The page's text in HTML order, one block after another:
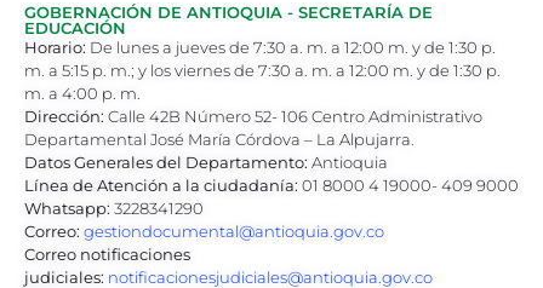
GOBERNACIÓN DE ANTIOQUIA - SECRETARÍA DE
EDUCACIÓN
Horario: De lunes a jueves de 7:30 a. m. a 12:00 m. y de 1:30 p.
m. a 5:15 p. m.; y los viernes de 7:30 a. m. a 12:00 m. y de 1:30 p.
m. a 4:00 p. m.
Dirección: Calle 42B Número 52- 106 Centro Administrativo
Departamental José María Córdova – La Alpujarra.
Datos Generales del Departamento: Antioquia
Línea de Atención a la ciudadanía: 01 8000 4 19000- 409 9000
Whatsapp: 3228341290
Correo: gestiondocumental@antioquia.gov.co
Correo notificaciones
judiciales: notificacionesjudiciales@antioquia.gov.co